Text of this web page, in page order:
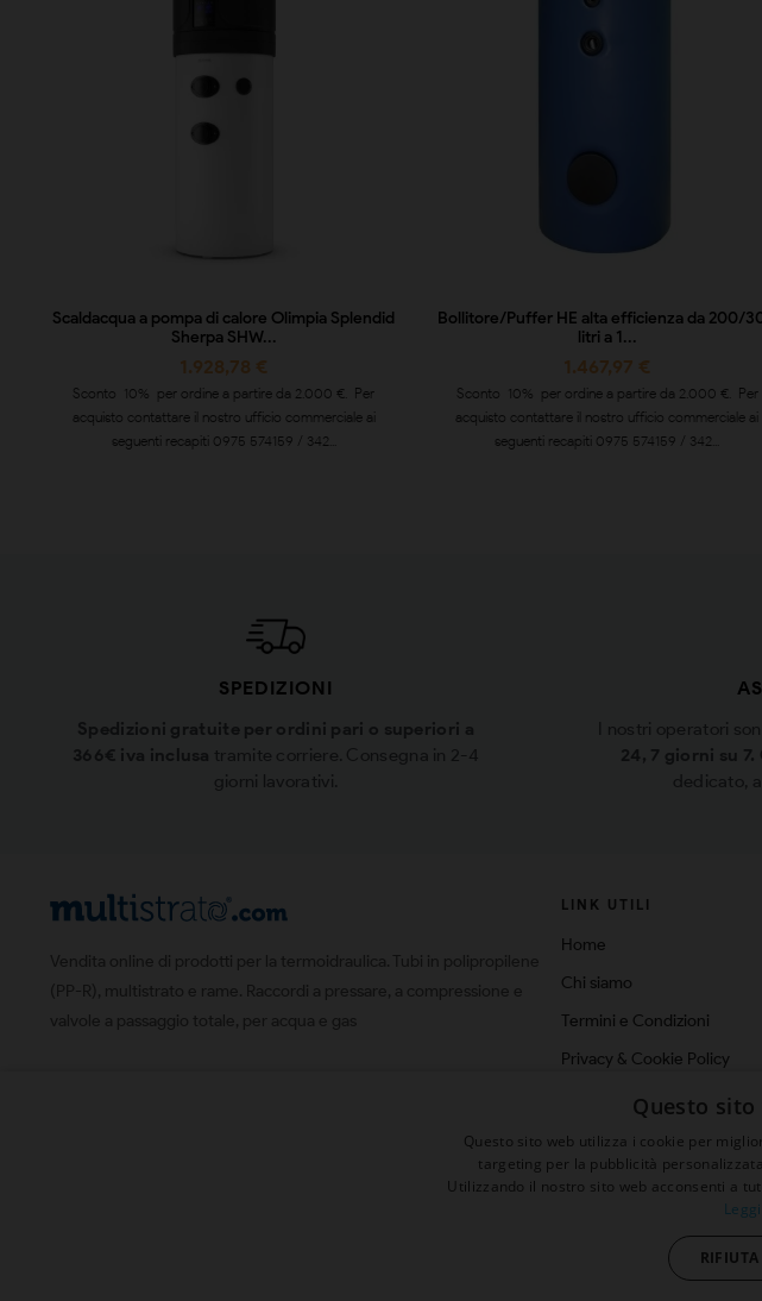
Scaldacqua a pompa di calore Olimpia Splendid
Sherpa SHW...
1.928,78 €
Sconto 10% per ordine a partire da 2.000 €. Per
acquisto contattare il nostro ufficio commerciale ai
seguenti recapiti 0975 574159 / 342...
Bollitore/Puffer HE alta efficienza da 200/
litri a 1...
1.467,97 €
Sconto 10% per ordine a partire da 2.000 €. Per
acquisto contattare il nostro ufficio commerciale ai
seguenti recapiti 0975 574159 / 342...
SPEDIZIONI
Spedizioni gratuite per ordini pari o superiori a
366€ iva inclusa tramite corriere. Consegna in 2-4
giorni lavorativi.
I nostri operatori
24, 7 giorni su 7.
dedicato,
LINK UTILI
Home
Chi siamo
Termini e Condizioni
Privacy & Cookie Policy
Spedizioni
Blog
Contatti
Questo
Questo sito web utilizza i cookie per
targeting per la pubblicità
Utilizzando il nostro sito web acconsenti a
RIFIUTA